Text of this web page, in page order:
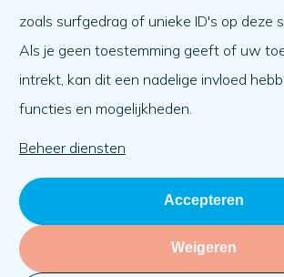
zoals surfgedrag of unieke ID's op deze
Als je geen toestemming geeft of uw
intrekt, kan dit een nadelige invloed
functies en mogelijkheden.
Beheer diensten
Accepteren
Weigeren
Over ons
Over ons
Werken bij
Team